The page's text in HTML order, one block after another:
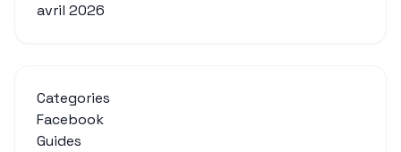
avril 2026
Categories
Facebook
Guides